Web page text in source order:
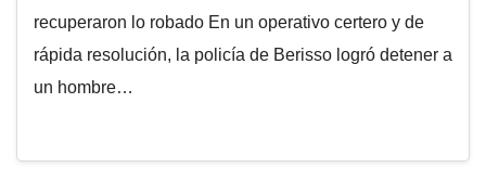
recuperaron lo robado En un operativo certero y de
rápida resolución, la policía de Berisso logró detener a
un hombre…